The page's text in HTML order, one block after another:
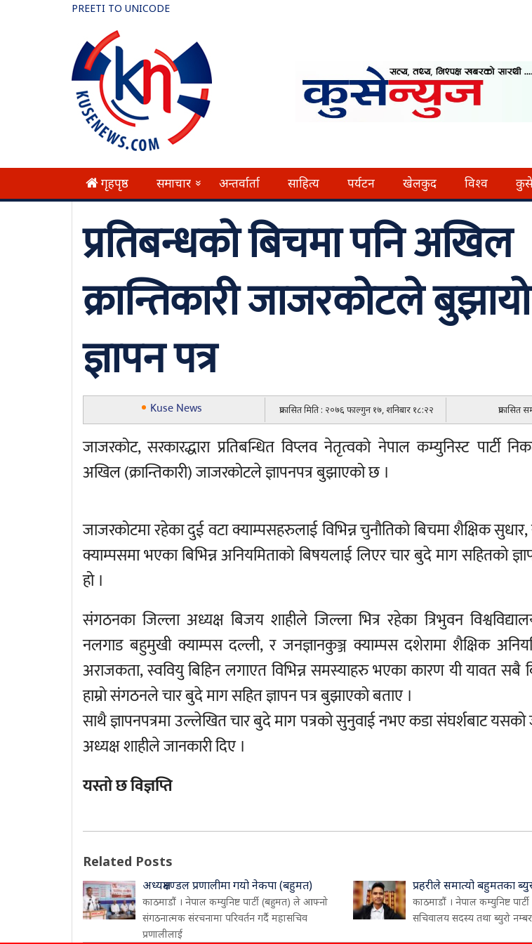
PREETI TO UNICODE
गृहपृष्ठ समाचार » अन्तर्वार्ता साहित्य पर्यटन खेलकुद विश्व
प्रतिबन्धको बिचमा पनि अखिल
क्रान्तिकारी जाजरकोटले बुझायो
ज्ञापन पत्र
Kuse News प्रकासित मिति : २०७६ फाल्गुन १७, शनिबार १८:२२ प्रकासित
जाजरकोट, सरकारद्धारा प्रतिबन्धित विप्लव नेतृत्वको नेपाल कम्युनिस्ट पार्टी
अखिल (क्रान्तिकारी) जाजरकोटले ज्ञापनपत्र बुझाएको छ ।
जाजरकोटमा रहेका दुई वटा क्याम्पसहरुलाई विभिन्न चुनौतिको बिचमा शैक्षिक
क्याम्पसमा भएका बिभिन्न अनियमिताको बिषयलाई लिएर चार बुदे माग सहितको
हो ।
संगठनका जिल्ला अध्यक्ष बिजय शाहीले जिल्ला भित्र रहेका त्रिभुवन
नलगाड बहुमुखी क्याम्पस दल्ली, र जनज्ञानकुञ्ज क्याम्पस दशेरामा शैक्षिक
अराजकता, स्ववियु बिहिन लगाएत विभिन्न समस्याहरु भएका कारण यी यावत सबै
हाम्रो संगठनले चार बुदे माग सहित ज्ञापन पत्र बुझाएको बताए ।
साथै ज्ञापनपत्रमा उल्लेखित चार बुदे माग पत्रको सुनुवाई नभए कडा संघर्शबाट
अध्यक्ष शाहीले जानकारी दिए ।
यस्तो छ विज्ञप्ति
Related Posts
अध्यक्षमण्डल प्रणालीमा गयो नेकपा (बहुमत)
काठमाडौं । नेपाल कम्युनिष्ट पार्टी (बहुमत) ले आफ्नो
संगठनात्मक संरचनामा परिवर्तन गर्दै महासचिव
प्रणालीलाई
प्रहरीले समात्यो बहुमतका
काठमाडौं । नेपाल कम्युनिष्ट
सचिवालय सदस्य तथा ब्युरो